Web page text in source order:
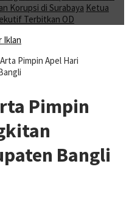
Korupsi di Surabaya Ketua
Terbitkan OD
Pimpin Apel Hari
Pimpin
Bangli